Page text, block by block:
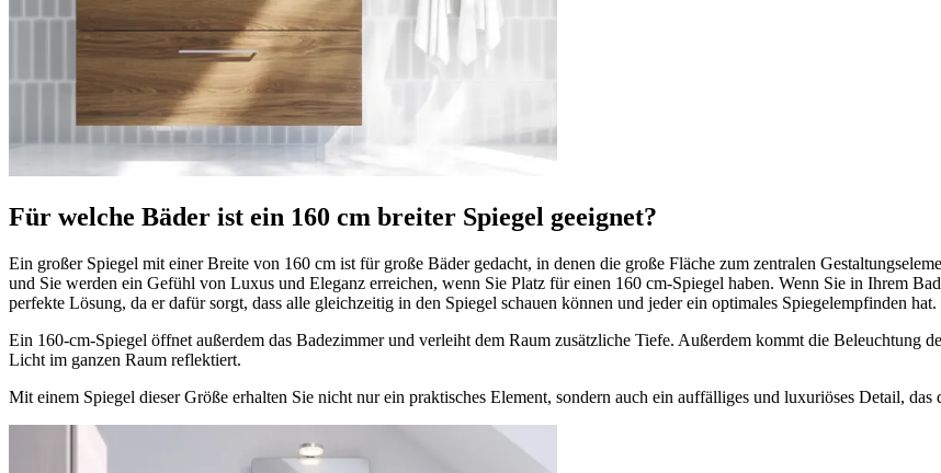
Für welche Bäder ist ein 160 cm breiter Spiegel geeignet?
Ein großer Spiegel mit einer Breite von 160 cm ist für große Bäder gedacht, in denen die große Fläche zum zentralen
und Sie werden ein Gefühl von Luxus und Eleganz erreichen, wenn Sie Platz für einen 160 cm-Spiegel haben. Wenn Sie in Ihrem
perfekte Lösung, da er dafür sorgt, dass alle gleichzeitig in den Spiegel schauen können und jeder ein optimales Spiegelempfinden hat.
Ein 160-cm-Spiegel öffnet außerdem das Badezimmer und verleiht dem Raum zusätzliche Tiefe. Außerdem kommt die Beleuchtung
Licht im ganzen Raum reflektiert.
Mit einem Spiegel dieser Größe erhalten Sie nicht nur ein praktisches Element, sondern auch ein auffälliges und luxuriöses Detail, das